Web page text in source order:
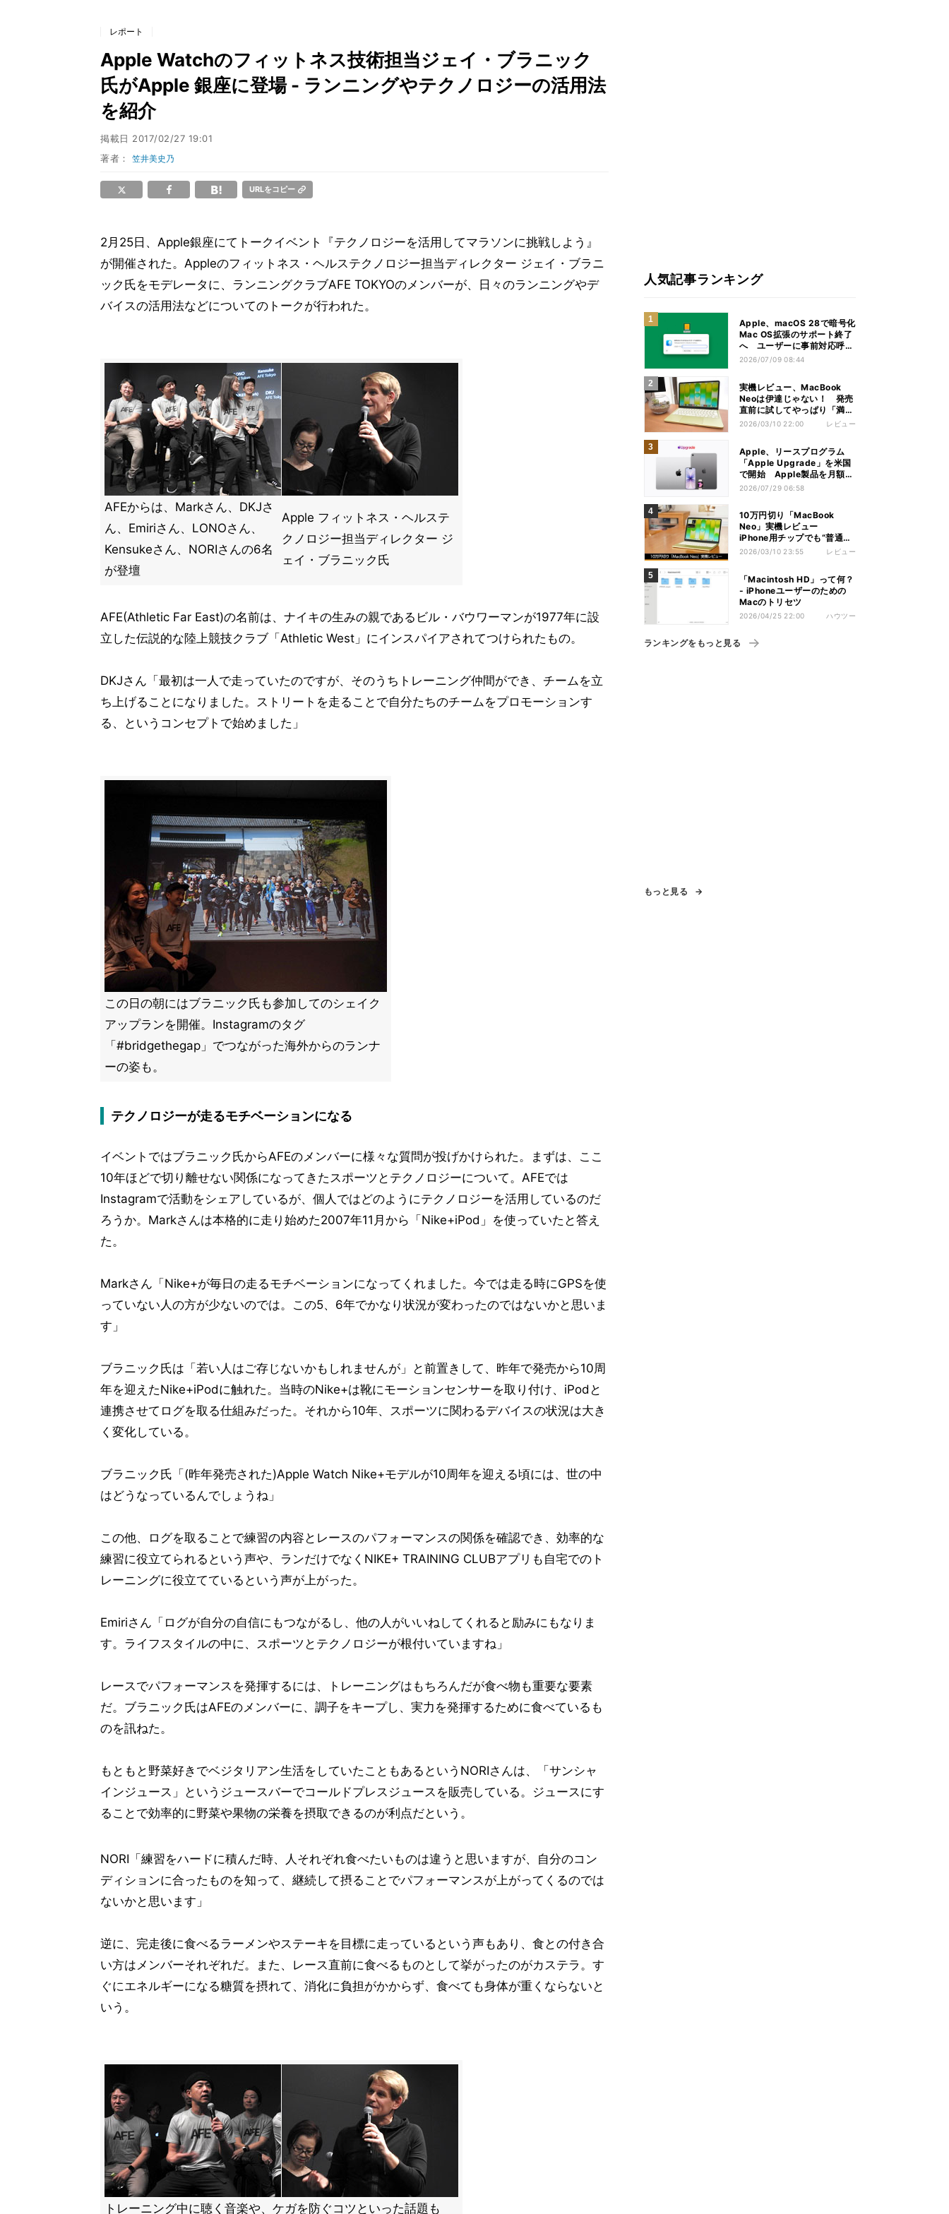
レポート
Apple Watchのフィットネス技術担当ジェイ・ブラニック
氏がApple 銀座に登場 - ランニングやテクノロジーの活用法
を紹介
掲載日 2017/02/27 19:01
著者：笠井美史乃
URLをコピー
2月25日、Apple銀座にてトークイベント『テクノロジーを活用してマラソンに挑戦しよう』
が開催された。Appleのフィットネス・ヘルステクノロジー担当ディレクター ジェイ・ブラニ
ック氏をモデレータに、ランニングクラブAFE TOKYOのメンバーが、日々のランニングやデ
バイスの活用法などについてのトークが行われた。
AFEからは、Markさん、DKJさ
ん、Emiriさん、LONOさん、
Kensukeさん、NORIさんの6名
が登壇
Apple フィットネス・ヘルステ
クノロジー担当ディレクター ジ
ェイ・ブラニック氏
AFE(Athletic Far East)の名前は、ナイキの生みの親であるビル・バウワーマンが1977年に設
立した伝説的な陸上競技クラブ「Athletic West」にインスパイアされてつけられたもの。
DKJさん「最初は一人で走っていたのですが、そのうちトレーニング仲間ができ、チームを立
ち上げることになりました。ストリートを走ることで自分たちのチームをプロモーションす
る、というコンセプトで始めました」
この日の朝にはブラニック氏も参加してのシェイク
アップランを開催。Instagramのタグ
「#bridgethegap」でつながった海外からのランナ
ーの姿も。
テクノロジーが走るモチベーションになる
イベントではブラニック氏からAFEのメンバーに様々な質問が投げかけられた。まずは、ここ
10年ほどで切り離せない関係になってきたスポーツとテクノロジーについて。AFEでは
Instagramで活動をシェアしているが、個人ではどのようにテクノロジーを活用しているのだ
ろうか。Markさんは本格的に走り始めた2007年11月から「Nike+iPod」を使っていたと答え
た。
Markさん「Nike+が毎日の走るモチベーションになってくれました。今では走る時にGPSを使
っていない人の方が少ないのでは。この5、6年でかなり状況が変わったのではないかと思いま
す」
ブラニック氏は「若い人はご存じないかもしれませんが」と前置きして、昨年で発売から10周
年を迎えたNike+iPodに触れた。当時のNike+は靴にモーションセンサーを取り付け、iPodと
連携させてログを取る仕組みだった。それから10年、スポーツに関わるデバイスの状況は大き
く変化している。
ブラニック氏「(昨年発売された)Apple Watch Nike+モデルが10周年を迎える頃には、世の中
はどうなっているんでしょうね」
この他、ログを取ることで練習の内容とレースのパフォーマンスの関係を確認でき、効率的な
練習に役立てられるという声や、ランだけでなくNIKE+ TRAINING CLUBアプリも自宅でのト
レーニングに役立てているという声が上がった。
Emiriさん「ログが自分の自信にもつながるし、他の人がいいねしてくれると励みにもなりま
す。ライフスタイルの中に、スポーツとテクノロジーが根付いていますね」
レースでパフォーマンスを発揮するには、トレーニングはもちろんだが食べ物も重要な要素
だ。ブラニック氏はAFEのメンバーに、調子をキープし、実力を発揮するために食べているも
のを訊ねた。
もともと野菜好きでベジタリアン生活をしていたこともあるというNORIさんは、「サンシャ
インジュース」というジュースバーでコールドプレスジュースを販売している。ジュースにす
ることで効率的に野菜や果物の栄養を摂取できるのが利点だという。
NORI「練習をハードに積んだ時、人それぞれ食べたいものは違うと思いますが、自分のコン
ディションに合ったものを知って、継続して摂ることでパフォーマンスが上がってくるのでは
ないかと思います」
逆に、完走後に食べるラーメンやステーキを目標に走っているという声もあり、食との付き合
い方はメンバーそれぞれだ。また、レース直前に食べるものとして挙がったのがカステラ。す
ぐにエネルギーになる糖質を摂れて、消化に負担がかからず、食べても身体が重くならないと
いう。
トレーニング中に聴く音楽や、ケガを防ぐコツといった話題も
人気記事ランキング
Apple、macOS 28で暗号化
Mac OS拡張のサポート終了
へ ユーザーに事前対応呼び
かけ
2026/07/09 08:44
実機レビュー、MacBook
Neoは伊達じゃない！ 発売
直前に試してやっぱり「満
足」
2026/03/10 22:00 レビュー
Apple、リースプログラム
「Apple Upgrade」を米国
で開始 Apple製品を月額で
利用
2026/07/29 06:58
10万円切り「MacBook
Neo」実機レビュー
iPhone用チップでも“普通に
使えた”意外な実力
2026/03/10 23:55 レビュー
「Macintosh HD」って何？
- iPhoneユーザーのための
Macのトリセツ
2026/04/25 22:00 ハウツー
ランキングをもっと見る
もっと見る